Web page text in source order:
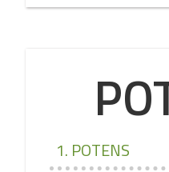
1. POTENS